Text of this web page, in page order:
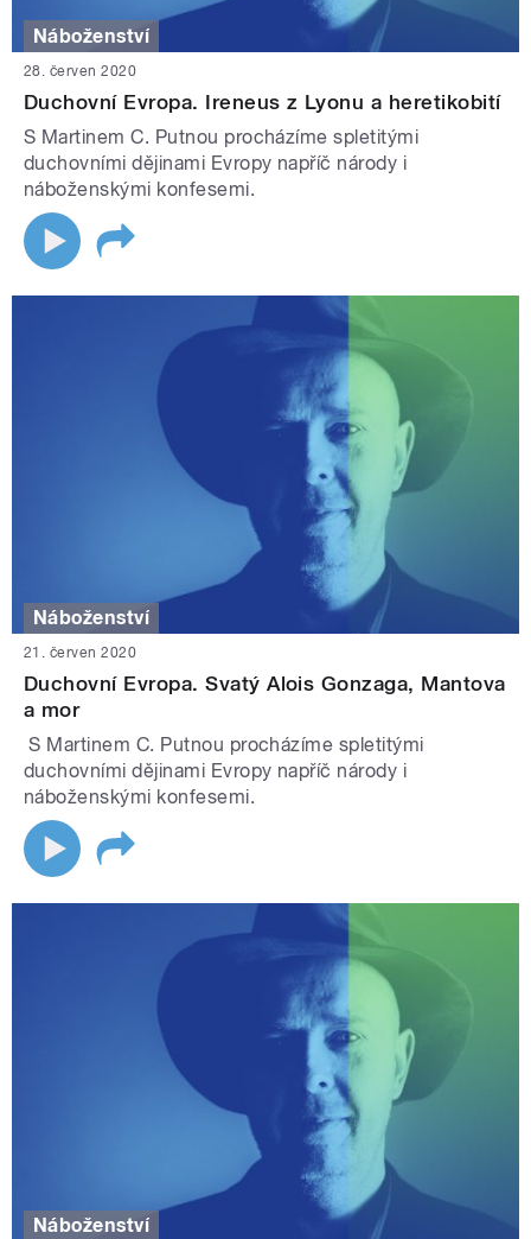
Náboženství
28. červen 2020
Duchovní Evropa. Ireneus z Lyonu a heretikobití
S Martinem C. Putnou procházíme spletitými
duchovními dějinami Evropy napříč národy i
náboženskými konfesemi.
Náboženství
21. červen 2020
Duchovní Evropa. Svatý Alois Gonzaga, Mantova
a mor
S Martinem C. Putnou procházíme spletitými
duchovními dějinami Evropy napříč národy i
náboženskými konfesemi.
Náboženství